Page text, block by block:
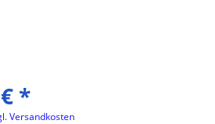
*
Versandkosten